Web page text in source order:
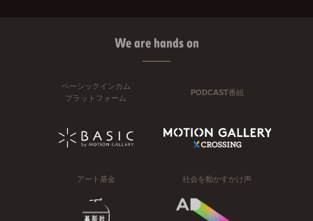
We are hands on
ベーシックインカム
プラットフォーム
PODCAST番組
アート基金 社会を動かすかけ声